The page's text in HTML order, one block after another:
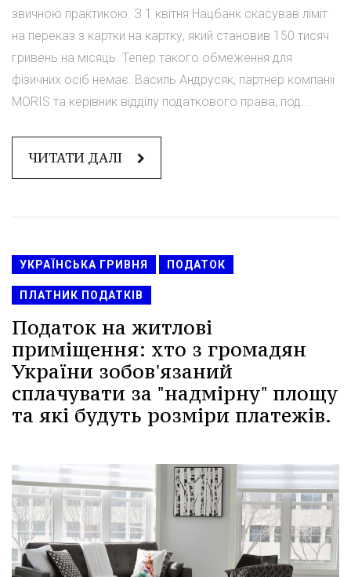
звичною практикою. З 1 квітня Нацбанк скасував ліміт
на переказ з картки на картку, який становив 150 тисяч
гривень на місяць. Тепер такого обмеження для
фізичних осіб немає. Василь Андрусяк, партнер компанії
MORIS та керівник відділу податкового права, под...
ЧИТАТИ ДАЛІ
УКРАЇНСЬКА ГРИВНЯ ПОДАТОК
ПЛАТНИК ПОДАТКІВ
Податок на житлові
приміщення: хто з громадян
України зобов'язаний
сплачувати за "надмірну" площу
та які будуть розміри платежів.